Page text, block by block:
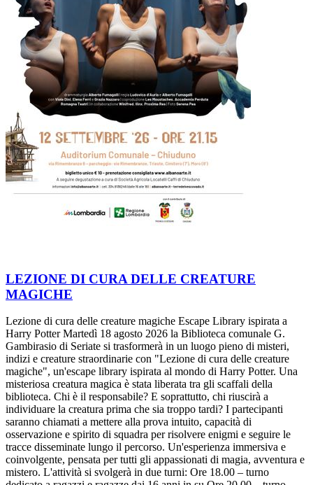
LEZIONE DI CURA DELLE CREATURE
MAGICHE
Lezione di cura delle creature magiche Escape Library ispirata a
Harry Potter Martedì 18 agosto 2026 la Biblioteca comunale G.
Gambirasio di Seriate si trasformerà in un luogo pieno di misteri,
indizi e creature straordinarie con "Lezione di cura delle creature
magiche", un'escape library ispirata al mondo di Harry Potter. Una
misteriosa creatura magica è stata liberata tra gli scaffali della
biblioteca. Chi è il responsabile? E soprattutto, chi riuscirà a
individuare la creatura prima che sia troppo tardi? I partecipanti
saranno chiamati a mettere alla prova intuito, capacità di
osservazione e spirito di squadra per risolvere enigmi e seguire le
tracce disseminate lungo il percorso. Un'esperienza immersiva e
coinvolgente, pensata per tutti gli appassionati di magia, avventura e
mistero. L'attività si svolgerà in due turni: Ore 18.00 – turno